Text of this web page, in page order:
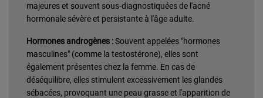
majeures et souvent sous-diagnostiquées de l'acné
hormonale sévère et persistante à l'âge adulte.
Hormones androgènes :Souvent appelées "hormones
masculines" (comme la testostérone), elles sont
également présentes chez la femme. En cas de
déséquilibre, elles stimulent excessivement les glandes
sébacées, provoquant une peau grasse et l'apparition de